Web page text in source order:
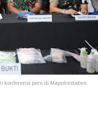
konferensi pers di Mapolrestabes